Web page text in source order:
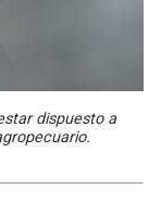
dispuesto a